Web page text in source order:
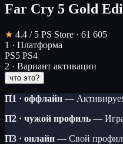
Far Cry 5 Gold
★ 4.4 / 5 PS Store · 61 605
1 · Платформа
PS5 PS4
2 · Вариант активации
что это?
П1 · оффлайн —
П2 · чужой профиль —
П3 · онлайн — Свой